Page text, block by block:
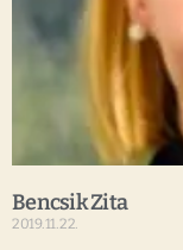
Bencsik Zita
2019.11.22.